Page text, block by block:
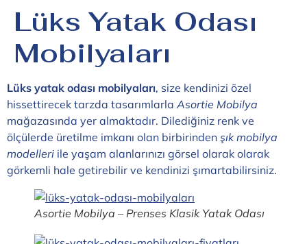
Lüks Yatak Odası
Mobilyaları
Lüks yatak odası mobilyaları, size kendinizi özel
hissettirecek tarzda tasarımlarla Asortie Mobilya
mağazasında yer almaktadır. Dilediğiniz renk ve
ölçülerde üretilme imkanı olan birbirinden şık mobilya
modelleri ile yaşam alanlarınızı görsel olarak olarak
görkemli hale getirebilir ve kendinizi şımartabilirsiniz.
Asortie Mobilya – Prenses Klasik Yatak Odası